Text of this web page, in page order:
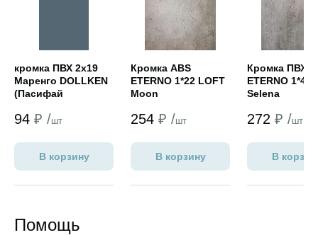
кромка ПВХ 2х19
Маренго DOLLKEN
(Пасифай
94 ₽ /шт
В корзину
Кромка ABS
ETERNO 1*22 LOFT
Moon
254 ₽ /шт
В корзину
Кромка ПВХ
ETERNO 1*40
Selena
272 ₽ /шт
В
Помощь